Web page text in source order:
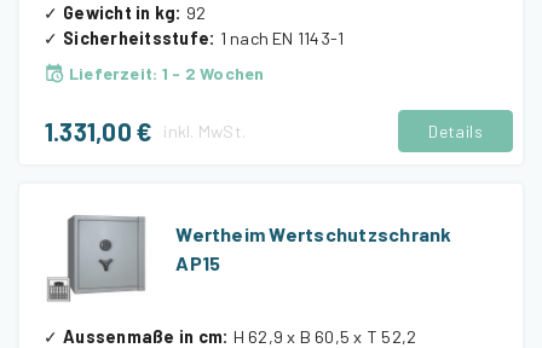
✓ Gewicht in kg: 92
✓ Sicherheitsstufe: 1 nach EN 1143-1
Lieferzeit: 1 - 2 Wochen
1.331,00 € inkl. MwSt. Details
Wertheim Wertschutzschrank
AP15
✓ Aussenmaße in cm: H 62,9 x B 60,5 x T 52,2